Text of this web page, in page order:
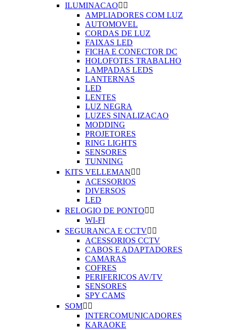
ILUMINACAO 
AMPLIADORES COM LUZ
AUTOMOVEL
CORDAS DE LUZ
FAIXAS LED
FICHA E CONECTOR DC
HOLOFOTES TRABALHO
LAMPADAS LEDS
LANTERNAS
LED
LENTES
LUZ NEGRA
LUZES SINALIZACAO
MODDING
PROJETORES
RING LIGHTS
SENSORES
TUNNING
KITS VELLEMAN 
ACESSORIOS
DIVERSOS
LED
RELOGIO DE PONTO 
WI-FI
SEGURANCA E CCTV 
ACESSORIOS CCTV
CABOS E ADAPTADORES
CAMARAS
COFRES
PERIFERICOS AV/TV
SENSORES
SPY CAMS
SOM 
INTERCOMUNICADORES
KARAOKE